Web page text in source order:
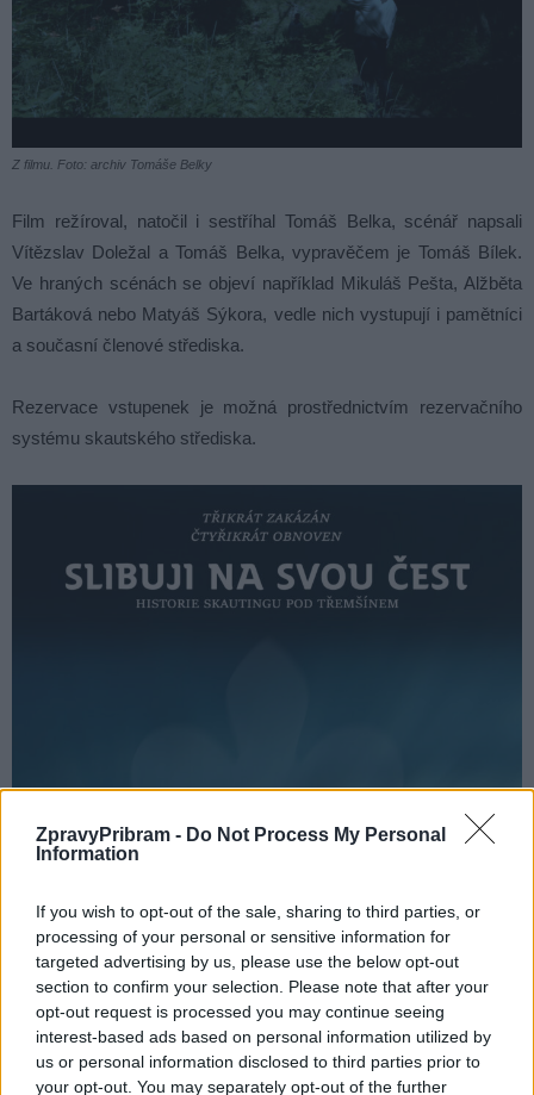
ZpravyPribram - Do Not Process My Personal
Information
If you wish to opt-out of the sale, sharing to third parties, or
processing of your personal or sensitive information for
targeted advertising by us, please use the below opt-out
section to confirm your selection. Please note that after your
opt-out request is processed you may continue seeing
interest-based ads based on personal information utilized by
us or personal information disclosed to third parties prior to
your opt-out. You may separately opt-out of the further
Z filmu. Foto: archiv Tomáše Belky
Film režíroval, natočil i sestříhal Tomáš Belka, scénář napsali
Vítězslav Doležal a Tomáš Belka, vypravěčem je Tomáš Bílek.
Ve hraných scénách se objeví například Mikuláš Pešta, Alžběta
Bartáková nebo Matyáš Sýkora, vedle nich vystupují i pamětníci
a současní členové střediska.
Rezervace vstupenek je možná prostřednictvím rezervačního
systému skautského střediska.